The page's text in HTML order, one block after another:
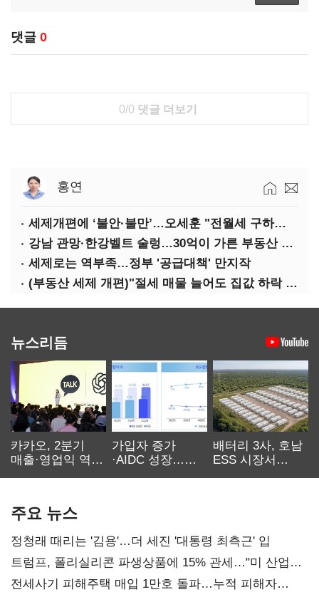
댓글 0
0/0 댓글 더보기
홍연
세제개편에 ‘불안·불만’…오세훈 "전월세 구하기 더 힘들어질 것"
강남 관망·한강벨트 술렁…30억이 가른 부동산 민심
세제로는 역부족…정부 '공급대책' 만지작
(부동산 세제 개편)"절세 매물 늘어도 집값 하락 제한적"…전세난·양극화 심화 우려
뉴스리듬
카카오, 2분기
매출·영업익 역대
가입자 증가
·AIDC 성장…
배터리 3사, 호남
ESS 시장서
주요 뉴스
정청래 때리는 '김용'…더 세진 '대통령 최측근' 입
트럼프, 폴리실리콘 파생상품에 15% 관세…"미 산업
재건"
전세사기 피해주택 매입 1만호 돌파…누적 피해자